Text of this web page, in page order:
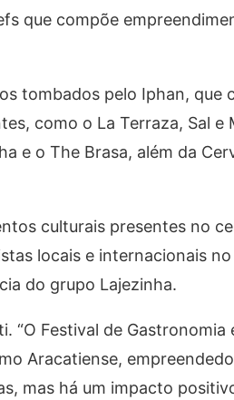
que compõe
tombados pelo Iphan, que
como o La Terraza, Sal e
e o The Brasa, além da
culturais presentes no
locais e internacionais no
do grupo Lajezinha.
“O Festival de Gastronomia
Aracatiense,
mas há um impacto